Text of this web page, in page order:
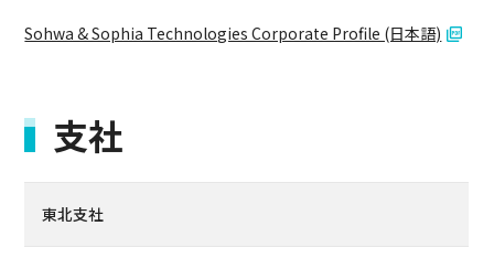
Sohwa & Sophia Technologies Corporate Profile (日本語)
支社
東北支社